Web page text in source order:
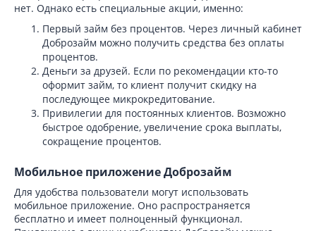
нет. Однако есть специальные акции, именно:
Первый займ без процентов. Через личный кабинет
Доброзайм можно получить средства без оплаты
процентов.
Деньги за друзей. Если по рекомендации кто-то
оформит займ, то клиент получит скидку на
последующее микрокредитование.
Привилегии для постоянных клиентов. Возможно
быстрое одобрение, увеличение срока выплаты,
сокращение процентов.
Мобильное приложение Доброзайм
Для удобства пользователи могут использовать
мобильное приложение. Оно распространяется
бесплатно и имеет полноценный функционал.